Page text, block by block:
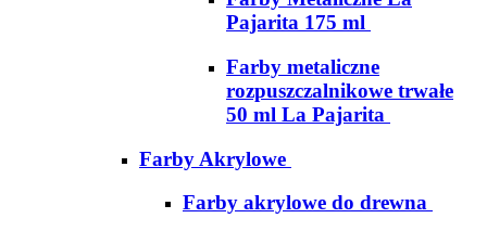
Pajarita 175 ml
Farby metaliczne
rozpuszczalnikowe trwałe
50 ml La Pajarita
Farby Akrylowe
Farby akrylowe do drewna